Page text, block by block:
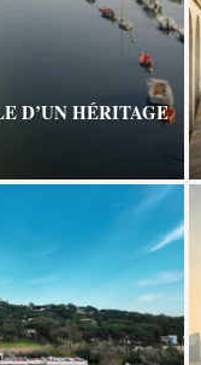
D’UN HÉRITAGE